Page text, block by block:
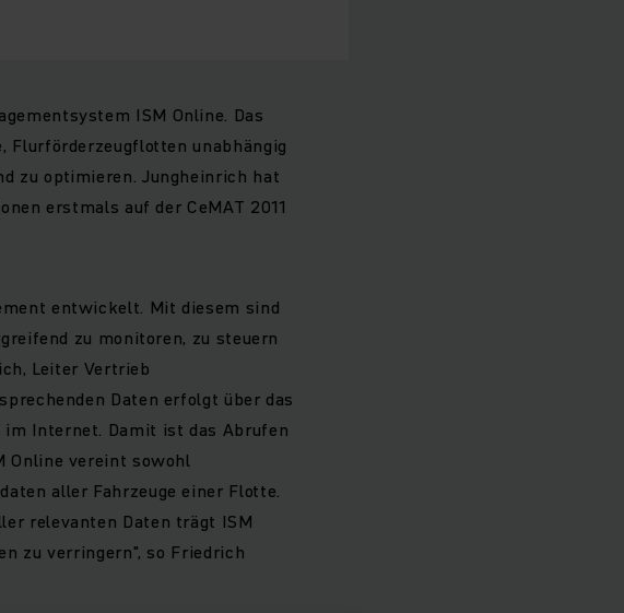
ISM Online. Das
Flurförderzeugflotten unabhängig
zu optimieren. Jungheinrich hat
erstmals auf der CeMAT 2011
entwickelt. Mit diesem sind
zu monitoren, zu steuern
Leiter Vertrieb
Daten erfolgt über das
Internet. Damit ist das Abrufen
Online vereint sowohl
aller Fahrzeuge einer Flotte.
relevanten Daten trägt ISM
zu verringern", so Friedrich